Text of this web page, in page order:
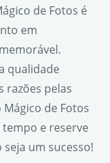
de Fotos é
em
qualidade
razões pelas
de Fotos
e reserve
um sucesso!